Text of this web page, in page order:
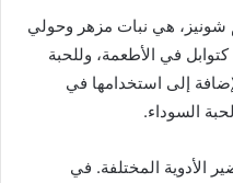
شونيز، هي نبات مزهر وحولي
في الأطعمة، وللحبة
إلى استخدامها في
السوداء.
الأدوية المختلفة. في